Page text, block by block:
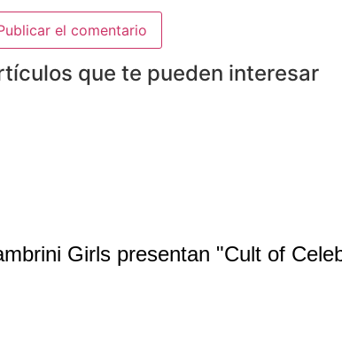
que te pueden interesar
Girls presentan "Cult of